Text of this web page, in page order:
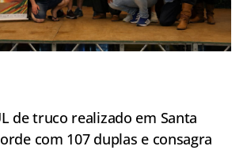
de truco realizado em Santa
com 107 duplas e consagra